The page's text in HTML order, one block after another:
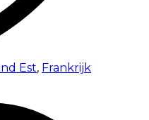
Est, Frankrijk